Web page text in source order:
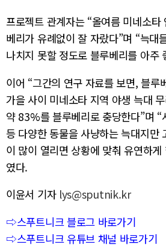
프로젝트 관계자는 “올여름 미네소
베리가 유례없이 잘 자랐다”며 “늑대
나치지 못할 정도로 블루베리를 아주
이어 “그간의 연구 자료를 보면, 블루
가을 사이 미네소타 지역 야생 늑대
약 83%를 블루베리로 충당한다”며 “
등 다양한 동물을 사냥하는 늑대지만
이 많이 열리면 상황에 맞춰 유연하
였다.
이윤서 기자 lys@sputnik.kr
⇨스푸트니크 블로그 바로가기
⇨스푸트니크 유튜브 채널 바로가기